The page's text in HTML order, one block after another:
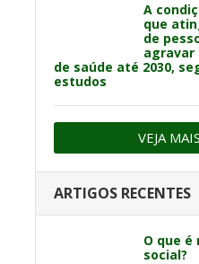
A
que
de
agravar
de saúde até 2030,
estudos
VEJA MAIS
ARTIGOS RECENTES
O que é
social?